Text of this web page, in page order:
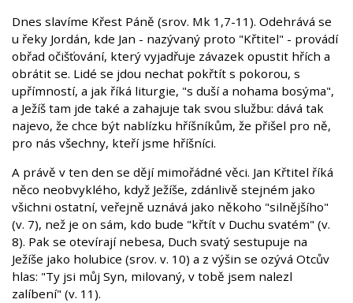
Dnes slavíme Křest Páně (srov. Mk 1,7-11). Odehrává se
u řeky Jordán, kde Jan - nazývaný proto "Křtitel" - provádí
obřad očišťování, který vyjadřuje závazek opustit hřích a
obrátit se. Lidé se jdou nechat pokřtít s pokorou, s
upřímností, a jak říká liturgie, "s duší a nohama bosýma",
a Ježíš tam jde také a zahajuje tak svou službu: dává tak
najevo, že chce být nablízku hříšníkům, že přišel pro ně,
pro nás všechny, kteří jsme hříšníci.
A právě v ten den se dějí mimořádné věci. Jan Křtitel říká
něco neobvyklého, když Ježíše, zdánlivě stejném jako
všichni ostatní, veřejně uznává jako někoho "silnějšího"
(v. 7), než je on sám, kdo bude "křtít v Duchu svatém" (v.
8). Pak se otevírají nebesa, Duch svatý sestupuje na
Ježíše jako holubice (srov. v. 10) a z výšin se ozývá Otcův
hlas: "Ty jsi můj Syn, milovaný, v tobě jsem nalezl
zalíbení" (v. 11).